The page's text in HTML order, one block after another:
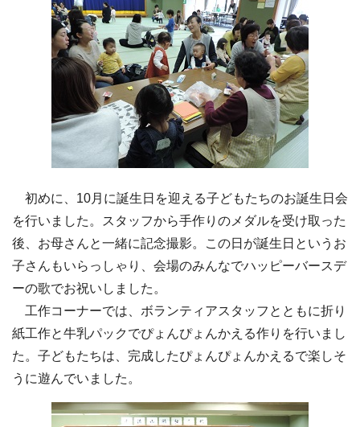
初めに、10月に誕生日を迎える子どもたちのお誕生日会
を行いました。スタッフから手作りのメダルを受け取った
後、お母さんと一緒に記念撮影。この日が誕生日というお
子さんもいらっしゃり、会場のみんなでハッピーバースデ
ーの歌でお祝いしました。
工作コーナーでは、ボランティアスタッフとともに折り
紙工作と牛乳パックでぴょんぴょんかえる作りを行いまし
た。子どもたちは、完成したぴょんぴょんかえるで楽しそ
うに遊んでいました。